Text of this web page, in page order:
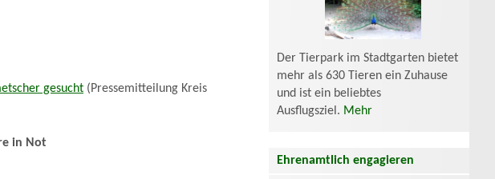
gesucht (Pressemitteilung Kreis
in Not
Der Tierpark im Stadtgarten bietet
mehr als 630 Tieren ein Zuhause
und ist ein beliebtes
Ausflugsziel. Mehr
Ehrenamtlich engagieren